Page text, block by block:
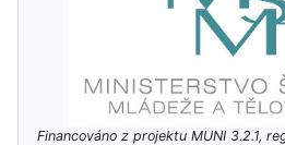
Financováno z projektu MUNI 3.2.1,